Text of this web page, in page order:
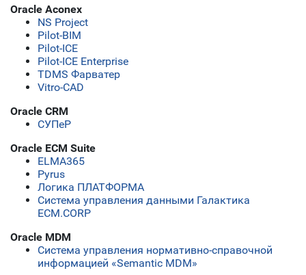
Oracle Aconex
NS Project
Pilot-BIM
Pilot-ICE
Pilot-ICE Enterprise
TDMS Фарватер
Vitro-CAD
Oracle CRM
СУПеР
Oracle ECM Suite
ELMA365
Pyrus
Логика ПЛАТФОРМА
Система управления данными Галактика
ECM.CORP
Oracle MDM
Система управления нормативно-справочной
информацией «Semantic MDM»